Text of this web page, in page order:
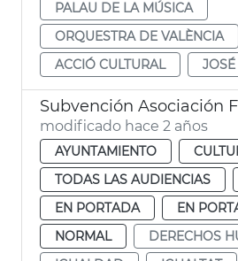
PALAU DE LA MÚSICA
ORQUESTRA DE VALÈNCIA
ACCIÓ CULTURAL
Subvención Asociación
modificado hace 2 años
AYUNTAMIENTO
TODAS LAS AUDIENCIAS
EN PORTADA
EN
NORMAL
DERECHOS